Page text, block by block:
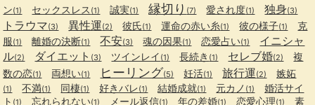
ン(1) セックスレス (1) 誠実(1) 縁切り (7) 愛され度(1) 独身(3)
トラウマ(3) 異性運(2) 彼氏(1) 運命の赤い糸(1) 彼の様子(1)
克
服(1) 離婚の決断(1) 不安(3) 魂の因果(1) 恋愛占い(1)
イニシャ
ル(2) ダイエット (3) ツインレイ (1) 長続き (1) セレブ婚(2)
複
数の恋(1) 両想い(1) ヒーリング(5) 妊活(1) 旅行運(2) 嫉妬
(1) 不満(1) 同棲(1) 好きバレ(1) 結婚成就(1) 元カノ (1)
婚活サイ
ト (1) 忘れられない(1) メール返信(1) 年の差婚(1) 恋愛心理(1)
素